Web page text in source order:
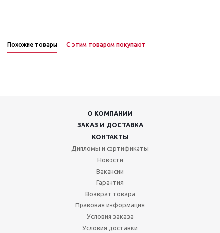
Похожие товары С этим товаром покупают
О КОМПАНИИ
ЗАКАЗ И ДОСТАВКА
КОНТАКТЫ
Дипломы и сертификаты
Новости
Вакансии
Гарантия
Возврат товара
Правовая информация
Условия заказа
Условия доставки